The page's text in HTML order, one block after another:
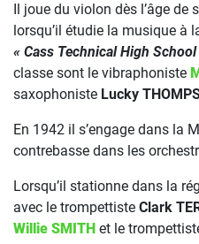
Il joue du violon dès l’âge de
lorsqu’il étudie la musique à
« Cass Technical High School
classe sont le vibraphoniste
saxophoniste Lucky
En 1942 il s’engage dans la
contrebasse dans les
Lorsqu’il stationne dans la
avec le trompettiste Clark
Willie SMITH et le